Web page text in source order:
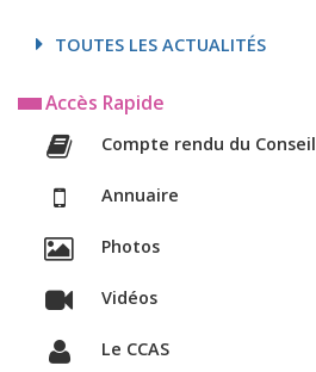
TOUTES LES ACTUALITÉS
Accès Rapide
Compte rendu du Conseil
Annuaire
Photos
Vidéos
Le CCAS